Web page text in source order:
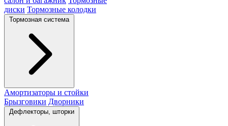
диски Тормозные колодки
Тормозная система
Амортизаторы и стойки
Брызговики Дворники
Дефлекторы, шторки